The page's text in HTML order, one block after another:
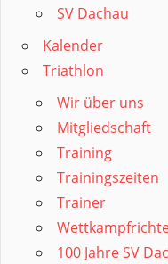
SV Dachau
Kalender
Triathlon
Wir über uns
Mitgliedschaft
Training
Trainingszeiten
Trainer
100 Jahre SV